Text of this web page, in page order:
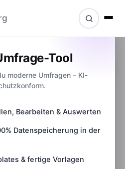
Tool
moderne Umfragen – KI-
Bearbeiten & Auswerten
Datenspeicherung in der
& fertige Vorlagen